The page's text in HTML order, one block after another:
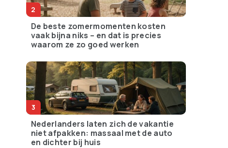
De beste zomermomenten kosten
vaak bijna niks – en dat is precies
waarom ze zo goed werken
Nederlanders laten zich de vakantie
niet afpakken: massaal met de auto
en dichter bij huis